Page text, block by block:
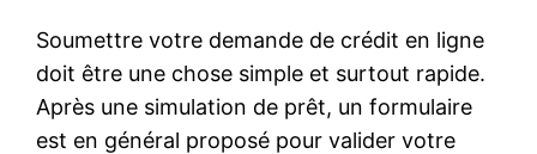
Soumettre votre demande de crédit en ligne
doit être une chose simple et surtout rapide.
Après une simulation de prêt, un formulaire
est en général proposé pour valider votre